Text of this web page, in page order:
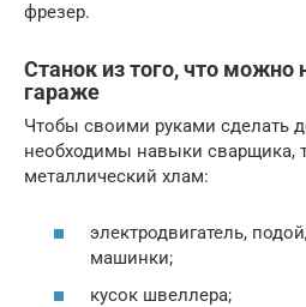
фрезер.
Станок из того, что можно
гараже
Чтобы своими руками сделать
необходимы навыки сварщика,
металлический хлам:
электродвигатель,
машинки;
кусок швеллера;